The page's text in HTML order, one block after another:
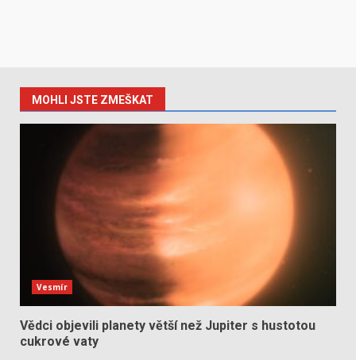
MOHLI JSTE ZMEŠKAT
Vesmír
Vědci objevili planety větší než Jupiter s hustotou
cukrové vaty